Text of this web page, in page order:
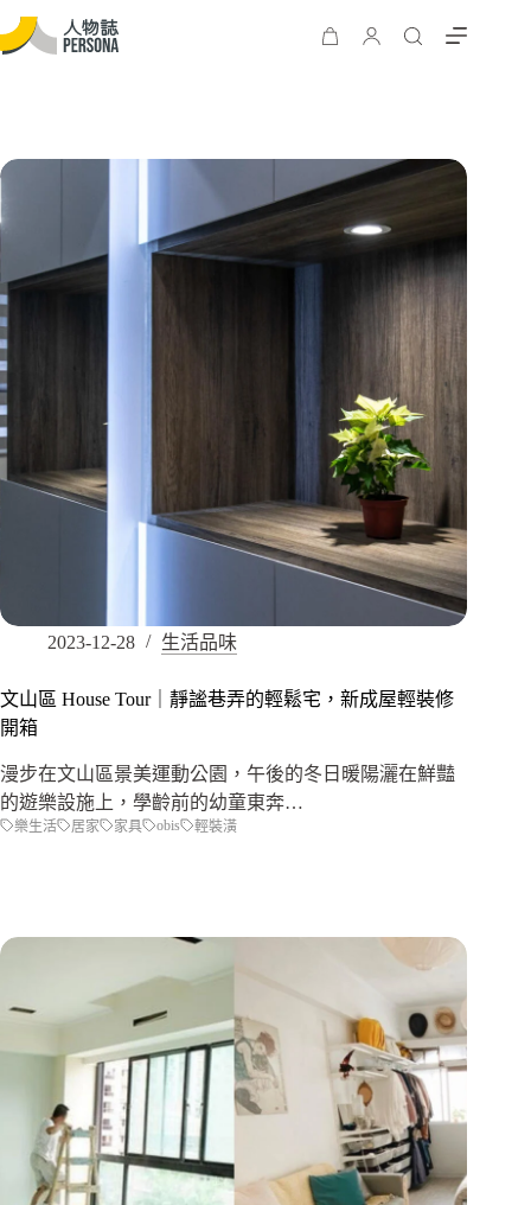
2023-12-28 生活品味
文山區 House Tour｜靜謐巷弄的輕鬆宅，新成屋輕裝修
開箱
漫步在文山區景美運動公園，午後的冬日暖陽灑在鮮豔
的遊樂設施上，學齡前的幼童東奔…
樂生活 居家 家具 obis 輕裝潢